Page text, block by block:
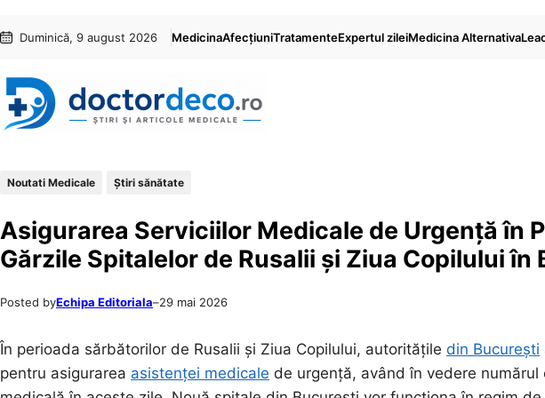
conținut
content
Duminică, 9 august 2026 MedicinaAfecțiuniTratamenteExpertul zileiMedicina Alternativa
Noutati Medicale Ştiri sănătate
Asigurarea Serviciilor Medicale de Urgență în
Gărzile Spitalelor de Rusalii și Ziua Copilului în
Posted byEchipa Editoriala–29 mai 2026
În perioada sărbătorilor de Rusalii și Ziua Copilului, autoritățile din București
pentru asigurarea asistenței medicale de urgență, având în vedere